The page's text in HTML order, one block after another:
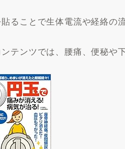
ることで生体電流や経絡の
テンツでは、腰痛、便秘や